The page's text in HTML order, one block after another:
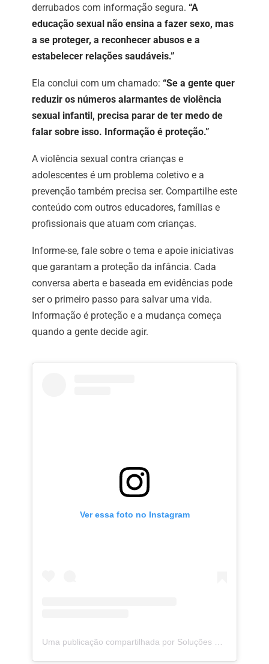
derrubados com informação segura. “A
educação sexual não ensina a fazer sexo, mas
a se proteger, a reconhecer abusos e a
estabelecer relações saudáveis.”
Ela conclui com um chamado: “Se a gente quer
reduzir os números alarmantes de violência
sexual infantil, precisa parar de ter medo de
falar sobre isso. Informação é proteção.”
A violência sexual contra crianças e
adolescentes é um problema coletivo e a
prevenção também precisa ser. Compartilhe este
conteúdo com outros educadores, famílias e
profissionais que atuam com crianças.
Informe-se, fale sobre o tema e apoie iniciativas
que garantam a proteção da infância. Cada
conversa aberta e baseada em evidências pode
ser o primeiro passo para salvar uma vida.
Informação é proteção e a mudança começa
quando a gente decide agir.
Ver essa foto no Instagram